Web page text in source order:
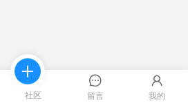
社区 留言 我的